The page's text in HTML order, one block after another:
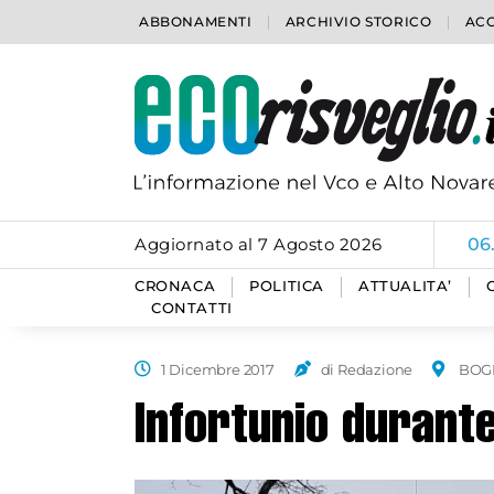
ABBONAMENTI ARCHIVIO STORICO
Aggiornato al 7 Agosto 2026
CRONACA POLITICA ATTUALITA’
CONTATTI
1 Dicembre 2017 di Redazione
Infortunio